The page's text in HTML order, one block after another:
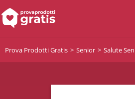
Prova Prodotti Gratis Senior Salute